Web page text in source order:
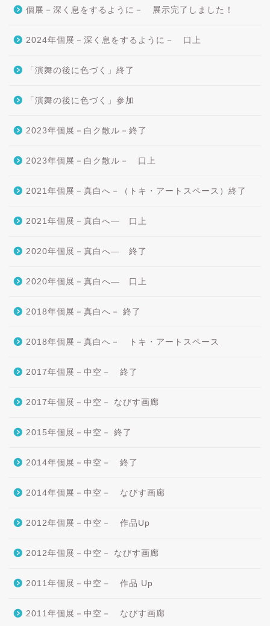
個展－深く息をするように－ 展示完了しました！
2024年個展－深く息をするように－ 口上
「演舞の後に色づく」終了
「演舞の後に色づく」参加
2023年個展－白ク散ル－終了
2023年個展－白ク散ル－ 口上
2021年個展－真白へ－（トキ・アートスペース）終了
2021年個展－真白へ― 口上
2020年個展－真白へ― 終了
2020年個展－真白へ― 口上
2018年個展－真白へ－ 終了
2018年個展－真白へ－ トキ・アートスペース
2017年個展－中空－ 終了
2017年個展－中空－ なびす画廊
2015年個展－中空－ 終了
2014年個展－中空－ 終了
2014年個展－中空－ なびす画廊
2012年個展－中空－ 作品Up
2012年個展－中空－ なびす画廊
2011年個展－中空－ 作品 Up
2011年個展－中空－ なびす画廊